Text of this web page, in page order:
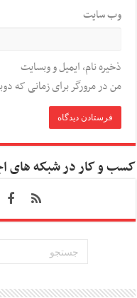
وب‌ سایت
ذخیره نام، ایمیل و وبسایت
من در مرورگر برای زمانی که
کسب و کار در شبکه های